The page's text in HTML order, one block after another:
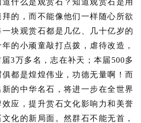
的，而不能像他们一样随心所欲
块观赏石都是几亿、几十亿岁的
的小顽童敲打点拨，虐待改造，
3万多名，志在补天；本届500多
都是煌煌伟业，功德无量啊！而
的中华名石，将进一步在全世界
应，提升赏石文化影响力和美誉
化的新局面。 然群石不能无首，